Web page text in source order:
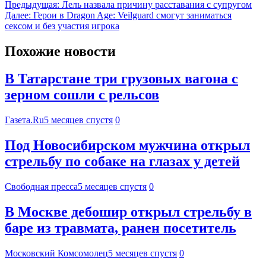
Предыдущая: Лель назвала причину расставания с супругом
Далее: Герои в Dragon Age: Veilguard смогут заниматься
сексом и без участия игрока
Похожие новости
В Татарстане три грузовых вагона с
зерном сошли с рельсов
Газета.Ru5 месяцев спустя 0
Под Новосибирском мужчина открыл
стрельбу по собаке на глазах у детей
Свободная пресса5 месяцев спустя 0
В Москве дебошир открыл стрельбу в
баре из травмата, ранен посетитель
Московский Комсомолец5 месяцев спустя 0